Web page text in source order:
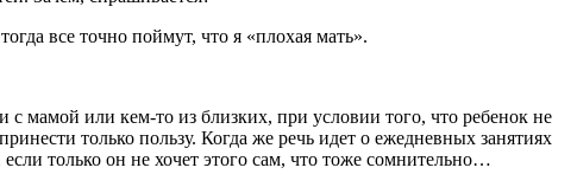
все точно поймут, что я «плохая мать».
мамой или кем-то из близких, при условии того, что ребенок не
только пользу. Когда же речь идет о ежедневных занятиях
только он не хочет этого сам, что тоже сомнительно…